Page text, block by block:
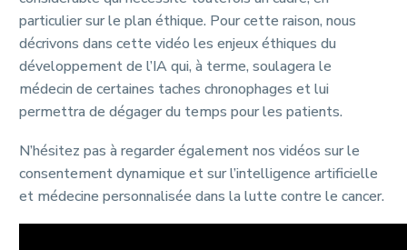
particulier sur le plan éthique. Pour cette raison, nous
décrivons dans cette vidéo les enjeux éthiques du
développement de l’IA qui, à terme, soulagera le
médecin de certaines taches chronophages et lui
permettra de dégager du temps pour les patients.
N’hésitez pas à regarder également nos vidéos sur le
consentement dynamique et sur l’intelligence artificielle
et médecine personnalisée dans la lutte contre le cancer.